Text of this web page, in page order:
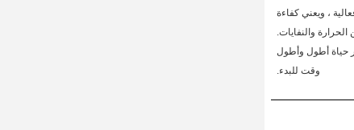
، ويعني كفاءة
حياة أطول وأطول
وقت للبدء.